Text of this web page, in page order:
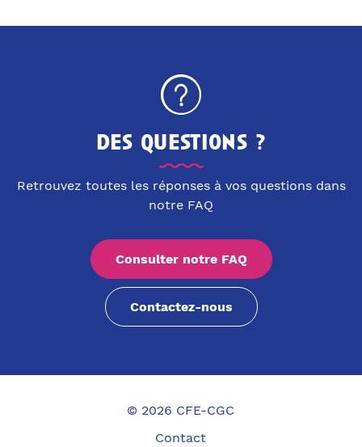
des questions ?
Retrouvez toutes les réponses à vos questions dans
notre FAQ
Consulter notre FAQ
Contactez-nous
© 2026 CFE-CGC
Contact